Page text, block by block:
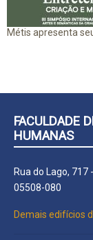
Métis apresenta
FACULDADE
HUMANAS
Rua do Lago, 717
05508-080
Demais edifícios